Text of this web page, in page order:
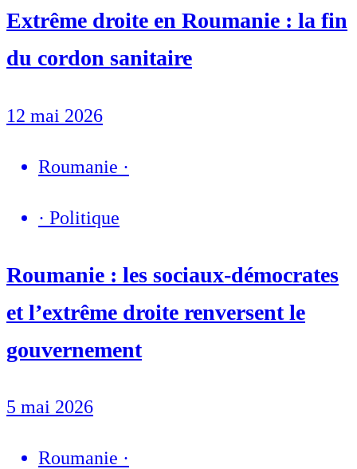
Extrême droite en Roumanie : la fin
du cordon sanitaire
12 mai 2026
Roumanie ·
· Politique
Roumanie : les sociaux-démocrates
et l’extrême droite renversent le
gouvernement
5 mai 2026
Roumanie ·